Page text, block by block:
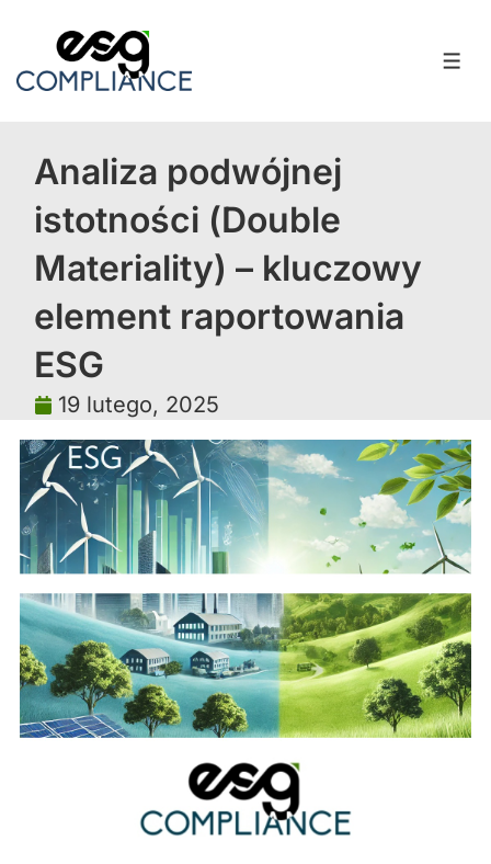
Analiza podwójnej
istotności (Double
Materiality) – kluczowy
element raportowania
ESG
19 lutego, 2025